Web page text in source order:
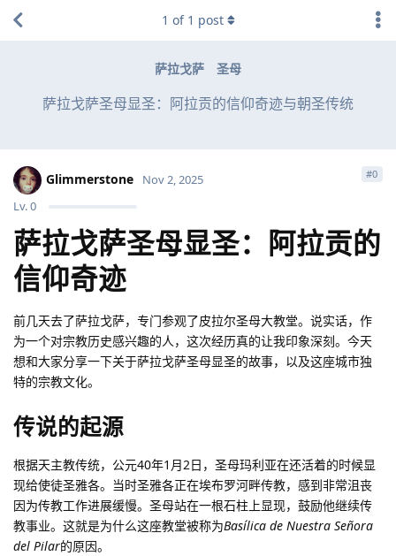
萨拉戈萨 圣母
萨拉戈萨圣母显圣：阿拉贡的信仰奇迹与朝圣传统
1 of 1 post
Glimmerstone
Lv.0
Nov 2, 2025 #0
萨拉戈萨圣母显圣：阿拉贡的
信仰奇迹
前几天去了萨拉戈萨，专门参观了皮拉尔圣母大教堂。说实话，作
为一个对宗教历史感兴趣的人，这次经历真的让我印象深刻。今天
想和大家分享一下关于萨拉戈萨圣母显圣的故事，以及这座城市独
特的宗教文化。
传说的起源
根据天主教传统，公元40年1月2日，圣母玛利亚在还活着的时候显
现给使徒圣雅各。当时圣雅各正在埃布罗河畔传教，感到非常沮丧
因为传教工作进展缓慢。圣母站在一根石柱上显现，鼓励他继续传
教事业。这就是为什么这座教堂被称为Basílica de Nuestra Señora
del Pilar的原因。